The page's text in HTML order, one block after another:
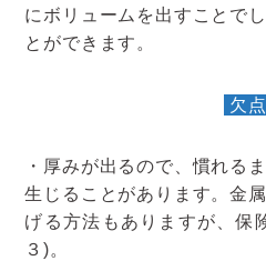
にボリュームを出すことで
とができます。
欠点
・厚みが出るので、慣れる
生じることがあります。金
げる方法もありますが、保
３)。